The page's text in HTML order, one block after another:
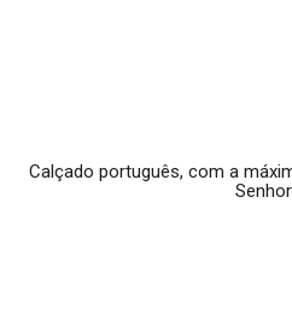
Calçado português, com a